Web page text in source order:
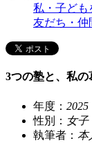
私・子ども
友だち・仲
3つの塾と、私
年度： 2025
性別： 女子
執筆者： 本